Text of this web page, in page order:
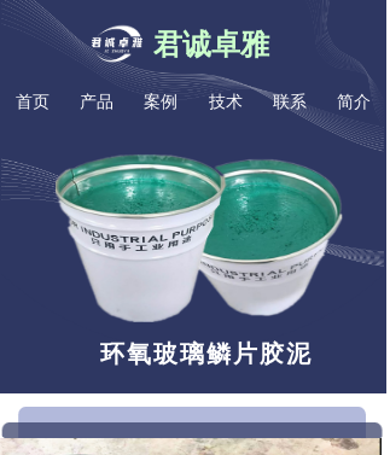
君诚卓雅
首页 产品 案例 技术 联系 简介
环氧玻璃鳞片胶泥